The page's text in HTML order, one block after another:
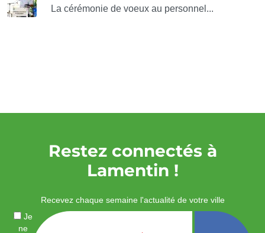
La cérémonie de voeux au personnel...
Restez connectés à
Lamentin !
Recevez chaque semaine l'actualité de votre ville
Je
ne